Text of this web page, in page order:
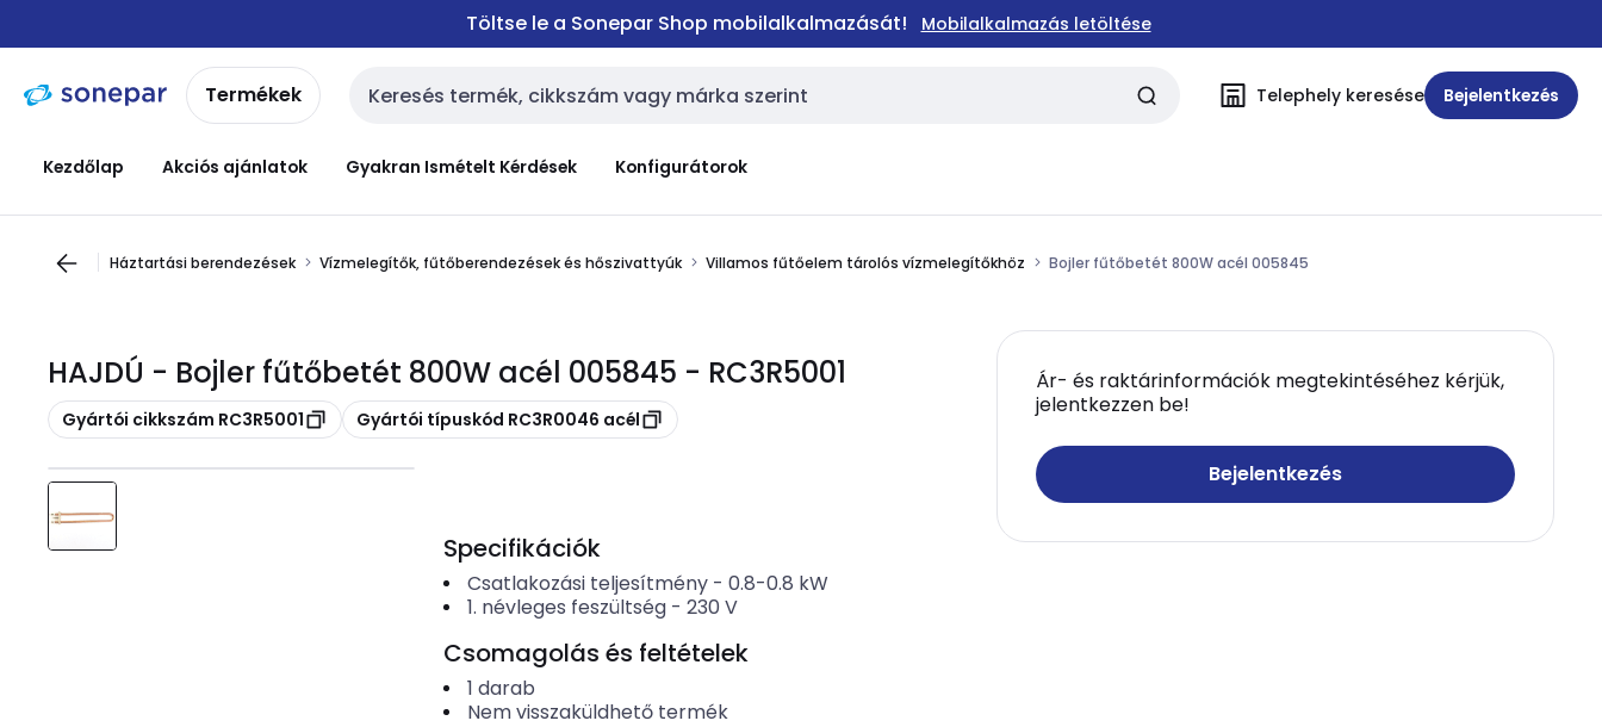
navigációhoztartalomra
Töltse le a Sonepar Shop mobilalkalmazását! Mobilalkalmazás letöltése
Termékek Keresési bemenet Telephely keresése Bejelentkezés
Kezdőlap Akciós ajánlatok Gyakran Ismételt Kérdések Konfigurátorok
Háztartási berendezések Vízmelegítők, fűtőberendezések és hőszivattyúk Villamos fűtőelem tárolós vízmelegítőkhöz Bojler fűtőbetét 800W acél 005845
HAJDÚ - Bojler fűtőbetét 800W acél 005845 - RC3R5001
Másolás
Gyártói cikkszám RC3R5001 Másolás
Gyártói típuskód RC3R0046 acél
Ár- és raktárinformációk megtekintéséhez kérjük,
jelentkezzen be!
Bejelentkezés
Specifikációk
Csatlakozási teljesítmény- 0.8-0.8 kW
1. névleges feszültség- 230 V
Csomagolás és feltételek
1 darab
Nem visszaküldhető termék